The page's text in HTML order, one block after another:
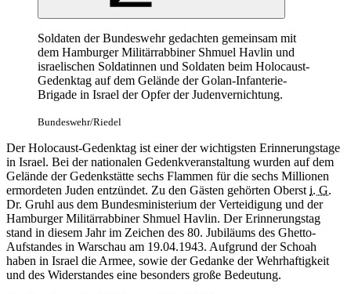
Soldaten der Bundeswehr gedachten gemeinsam mit
dem Hamburger Militärrabbiner Shmuel Havlin und
israelischen Soldatinnen und Soldaten beim Holocaust-
Gedenktag auf dem Gelände der Golan-Infanterie-
Brigade in Israel der Opfer der Judenvernichtung.
Bundeswehr/Riedel
Der Holocaust-Gedenktag ist einer der wichtigsten Erinnerungstage
in Israel. Bei der nationalen Gedenkveranstaltung wurden auf dem
Gelände der Gedenkstätte sechs Flammen für die sechs Millionen
ermordeten Juden entzündet. Zu den Gästen gehörten Oberst i. G.
Dr. Gruhl aus dem Bundesministerium der Verteidigung und der
Hamburger Militärrabbiner Shmuel Havlin. Der Erinnerungstag
stand in diesem Jahr im Zeichen des 80. Jubiläums des Ghetto-
Aufstandes in Warschau am 19.04.1943. Aufgrund der Schoah
haben in Israel die Armee, sowie der Gedanke der Wehrhaftigkeit
und des Widerstandes eine besonders große Bedeutung.